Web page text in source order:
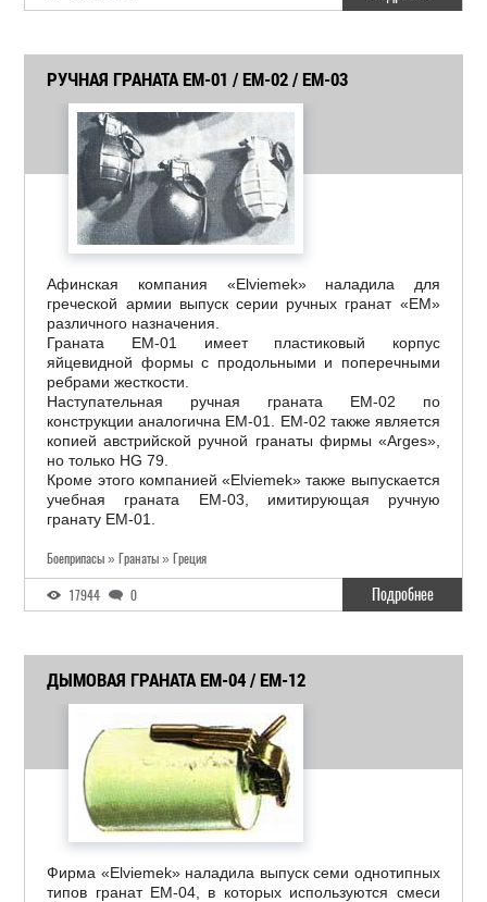
РУЧНАЯ ГРАНАТА EM-01 / EM-02 / EM-03
Афинская компания «Elviemek» наладила для
греческой армии выпуск серии ручных гранат «EM»
различного назначения.
Граната EM-01 имеет пластиковый корпус
яйцевидной формы с продольными и поперечными
ребрами жесткости.
Наступательная ручная граната EM-02 по
конструкции аналогична EM-01. EM-02 также является
копией австрийской ручной гранаты фирмы «Arges»,
но только HG 79.
Кроме этого компанией «Elviemek» также выпускается
учебная граната EM-03, имитирующая ручную
гранату EM-01.
Боеприпасы » Гранаты » Греция
17944 0 Подробнее
ДЫМОВАЯ ГРАНАТА EM-04 / EM-12
Фирма «Elviemek» наладила выпуск семи однотипных
типов гранат EM-04, в которых используются смеси